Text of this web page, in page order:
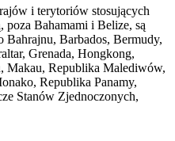
i terytoriów stosujących
Bahamami i Belize, są
Barbados, Bermudy,
Grenada, Hongkong,
Makau, Republika Malediwów,
Republika Panamy,
Stanów Zjednoczonych,